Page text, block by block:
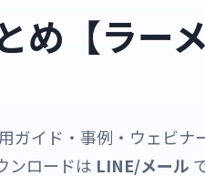
め【ラー
イド・事例・ウェビナ
ンロードは LINE/メール